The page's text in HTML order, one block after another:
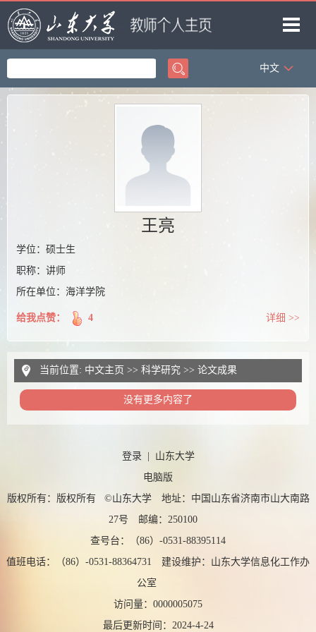
首页
中文
王亮
学位：硕士生
职称：讲师
所在单位：海洋学院
给我点赞： 4 详细 >>
当前位置: 中文主页 >> 科学研究 >> 论文成果
没有更多内容了
登录| 山东大学
电脑版
版权所有：版权所有 ©山东大学 地址：中国山东省济南市山大南路
27号 邮编：250100
查号台：（86）-0531-88395114
值班电话：（86）-0531-88364731 建设维护：山东大学信息化工作办
公室
访问量： 0000005075
最后更新时间： 2024-4-24